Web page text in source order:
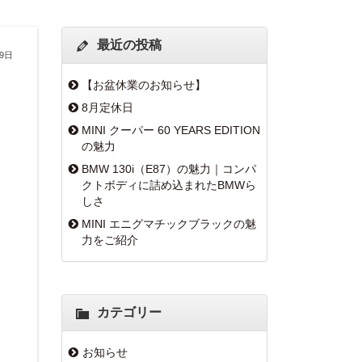
日
最近の投稿
【お盆休業のお知らせ】
8月定休日
MINI クーパー 60 YEARS EDITION
の魅力
BMW 130i（E87）の魅力｜コンパ
クトボディに詰め込まれたBMWら
しさ
MINI エニグマチックブラックの魅
力をご紹介
カテゴリー
お知らせ